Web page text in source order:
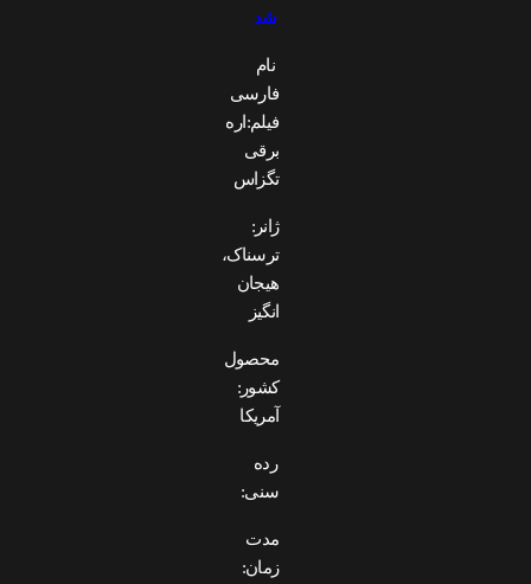
شد
نام
فارسی
فیلم:اره‌
برقی
تگزاس
ژانر:
ترسناک،
هیجان
انگیز
محصول
کشور:
آمریکا
رده
سنی:
مدت
زمان: